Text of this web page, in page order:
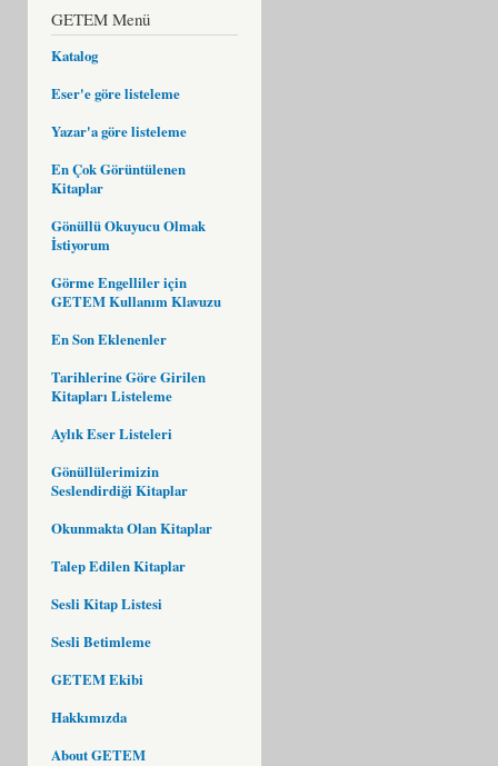
GETEM Menü
Katalog
Eser'e göre listeleme
Yazar'a göre listeleme
En Çok Görüntülenen
Kitaplar
Gönüllü Okuyucu Olmak
İstiyorum
Görme Engelliler için
GETEM Kullanım Klavuzu
En Son Eklenenler
Tarihlerine Göre Girilen
Kitapları Listeleme
Aylık Eser Listeleri
Gönüllülerimizin
Seslendirdiği Kitaplar
Okunmakta Olan Kitaplar
Talep Edilen Kitaplar
Sesli Kitap Listesi
Sesli Betimleme
GETEM Ekibi
Hakkımızda
About GETEM